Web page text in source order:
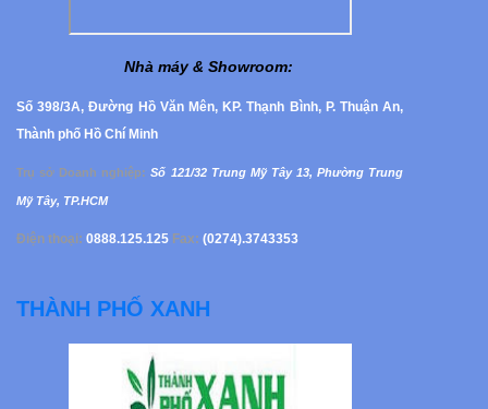
Nhà máy & Showroom:
Số 398/3A, Đường Hồ Văn Mên, KP. Thạnh Bình, P. Thuận An,
Thành phố Hồ Chí Minh
Trụ sở Doanh nghiệp:Số 121/32 Trung Mỹ Tây 13, Phường Trung
Mỹ Tây, TP.HCM
Điện thoại: 0888.125.125 Fax: (0274).3743353
THÀNH PHỐ XANH